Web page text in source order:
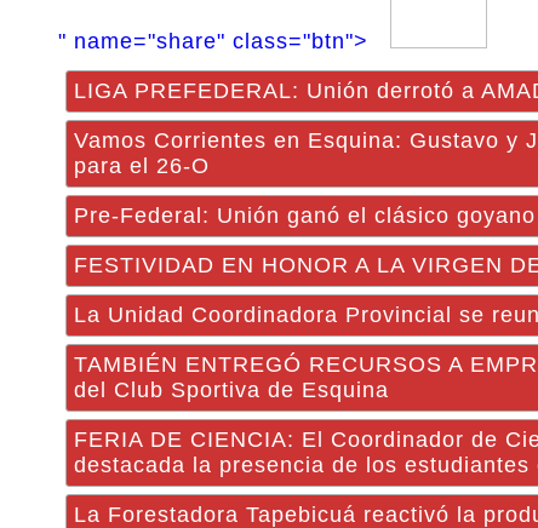
" name="share" class="btn">
LIGA PREFEDERAL: Unión derrotó a
Vamos Corrientes en Esquina: Gustavo y
para el 26-O
Pre-Federal: Unión ganó el clásico
FESTIVIDAD EN HONOR A LA VIRGEN
La Unidad Coordinadora Provincial se
TAMBIÉN ENTREGÓ RECURSOS A
del Club Sportiva de Esquina
FERIA DE CIENCIA: El Coordinador de
destacada la presencia de los estudiantes
La Forestadora Tapebicuá reactivó la